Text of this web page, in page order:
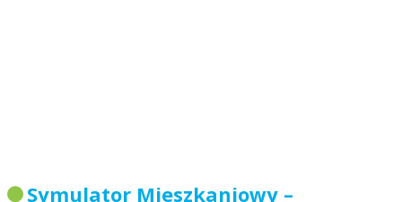
Symulator Mieszkaniowy –